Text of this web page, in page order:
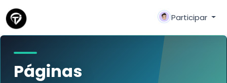
Participar
Páginas